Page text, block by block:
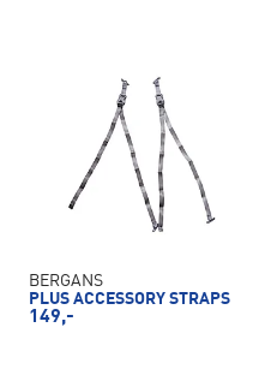
BERGANS
PLUS ACCESSORY STRAPS
149,-